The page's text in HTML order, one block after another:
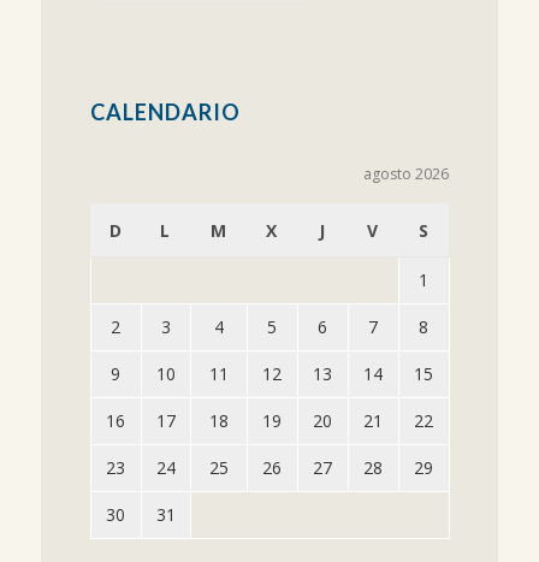
CALENDARIO
agosto 2026
D L M X J V S
1
2 3 4 5 6 7 8
9 10 11 12 13 14 15
16 17 18 19 20 21 22
23 24 25 26 27 28 29
30 31